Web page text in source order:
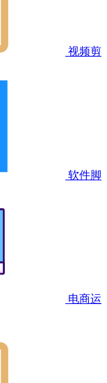
视频剪
软件脚
电商运